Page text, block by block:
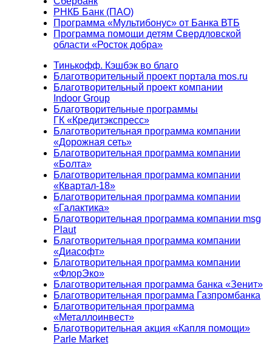
РНКБ Банк (ПАО)
Программа «Мультибонус» от Банка ВТБ
Программа помощи детям Свердловской
области «Росток добра»
Тинькофф. Кэшбэк во благо
Благотворительный проект портала mos.ru
Благотворительный проект компании
Indoor Group
Благотворительные программы
ГК «Кредитэкспресс»
Благотворительная программа компании
«Дорожная сеть»
Благотворительная программа компании
«Болта»
Благотворительная программа компании
«Квартал-18»
Благотворительная программа компании
«Галактика»
Благотворительная программа компании msg
Plaut
Благотворительная программа компании
«Диасофт»
Благотворительная программа компании
«ФлорЭко»
Благотворительная программа банка «Зенит»
Благотворительная программа Газпромбанка
Благотворительная программа
«Металлоинвест»
Благотворительная акция «Капля помощи»
Parle Market